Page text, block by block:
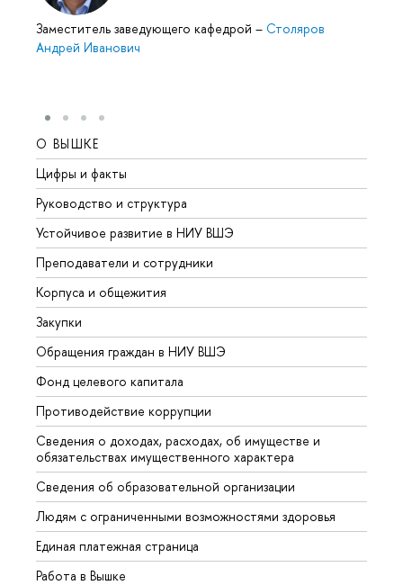
Заместитель заведующего кафедрой – Столяров
Андрей Иванович
О ВЫШКЕ
Цифры и факты
Руководство и структура
Устойчивое развитие в НИУ ВШЭ
Преподаватели и сотрудники
Корпуса и общежития
Закупки
Обращения граждан в НИУ ВШЭ
Фонд целевого капитала
Противодействие коррупции
Сведения о доходах, расходах, об имуществе и
обязательствах имущественного характера
Сведения об образовательной организации
Людям с ограниченными возможностями здоровья
Единая платежная страница
Работа в Вышке